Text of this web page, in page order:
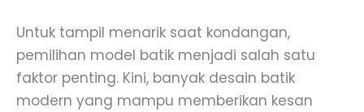
Untuk tampil menarik saat kondangan,
pemilihan model batik menjadi salah satu
faktor penting. Kini, banyak desain batik
modern yang mampu memberikan kesan